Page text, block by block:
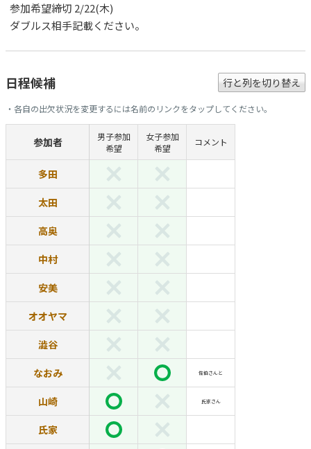
参加希望締切 2/22(木)
ダブルス相手記載ください。
日程候補 行と列を切り替え
・各自の出欠状況を変更するには名前のリンクをタップしてください。
参加者
男子参加
希望
女子参加
希望
コメント
多田
太田
高奥
中村
安美
オオヤマ
澁谷
なおみ 佐伯さんと
山崎 氏家さん
氏家